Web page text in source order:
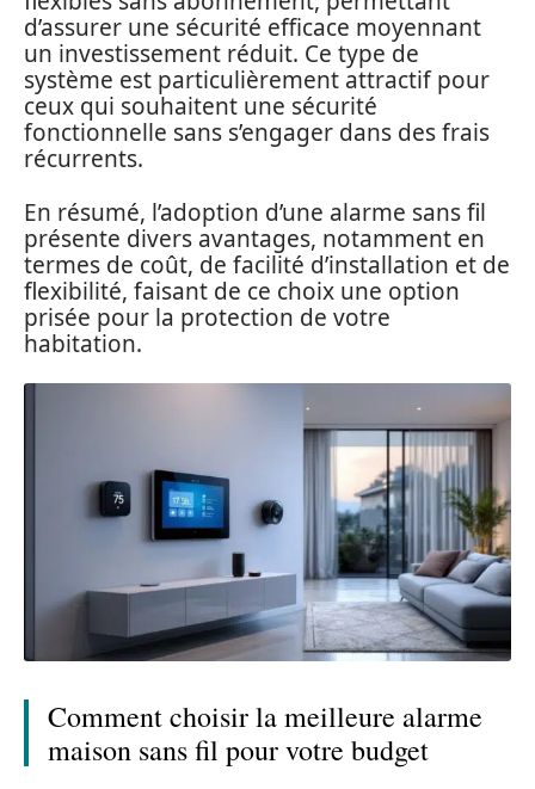
d’assurer une sécurité efficace moyennant
un investissement réduit. Ce type de
système est particulièrement attractif pour
ceux qui souhaitent une sécurité
fonctionnelle sans s’engager dans des frais
récurrents.
En résumé, l’adoption d’une alarme sans fil
présente divers avantages, notamment en
termes de coût, de facilité d’installation et de
flexibilité, faisant de ce choix une option
prisée pour la protection de votre
habitation.
Comment choisir la meilleure alarme
maison sans fil pour votre budget